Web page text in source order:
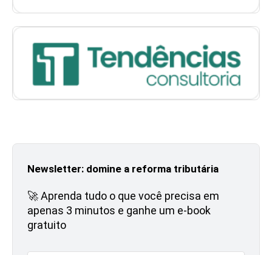
Newsletter: domine a reforma tributária
🚀 Aprenda tudo o que você precisa em
apenas 3 minutos e ganhe um e-book
gratuito